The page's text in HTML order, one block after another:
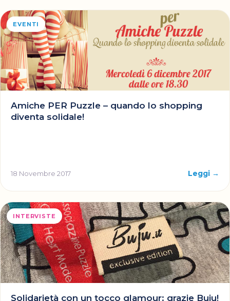
EVENTI
Amiche PER Puzzle – quando lo shopping
diventa solidale!
18 Novembre 2017 Leggi →
INTERVISTE
Solidarietà con un tocco glamour: grazie Buju!